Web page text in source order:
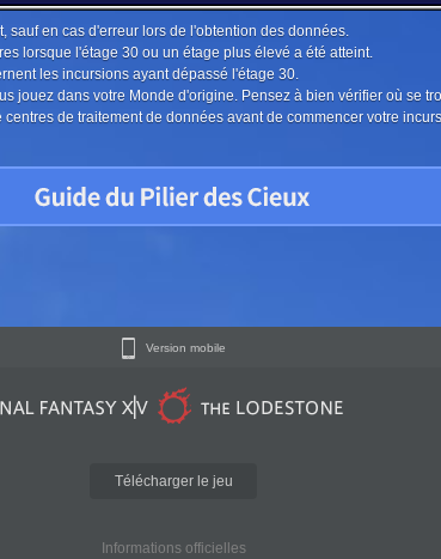
sauf en cas d'erreur lors de l'obtention des données.
lorsque l'étage 30 ou un étage plus élevé a été atteint.
les incursions ayant dépassé l'étage 30.
jouez dans votre Monde d'origine. Pensez à bien vérifier où se
de traitement de données avant de commencer votre
Version mobile
Télécharger le jeu
Informations officielles